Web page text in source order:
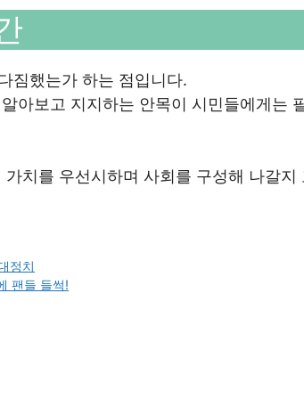
짐했는가 하는 점입니다.
아보고 지지하는 안목이 시민들에게는
치를 우선시하며 사회를 구성해 나갈지
정치
팬들 들썩!